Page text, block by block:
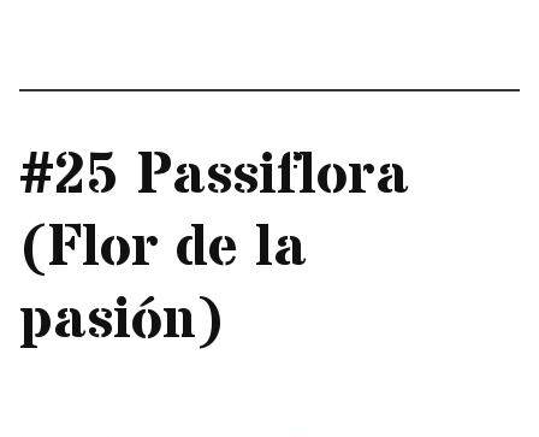
#25 Passiflora
(Flor de la
pasión)